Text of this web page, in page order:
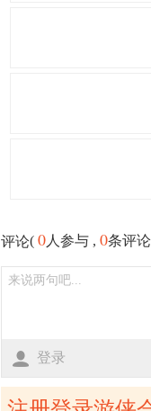
评论( 0人参与 , 0条评
登录